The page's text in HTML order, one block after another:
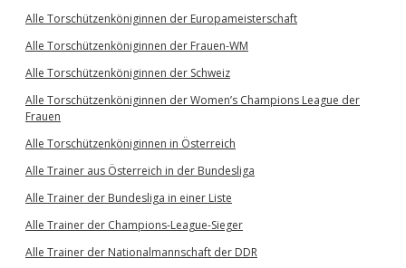
Alle Torschützenköniginnen der Europameisterschaft
Alle Torschützenköniginnen der Frauen-WM
Alle Torschützenköniginnen der Schweiz
Alle Torschützenköniginnen der Women’s Champions League der
Frauen
Alle Torschützenköniginnen in Österreich
Alle Trainer aus Österreich in der Bundesliga
Alle Trainer der Bundesliga in einer Liste
Alle Trainer der Champions-League-Sieger
Alle Trainer der Nationalmannschaft der DDR